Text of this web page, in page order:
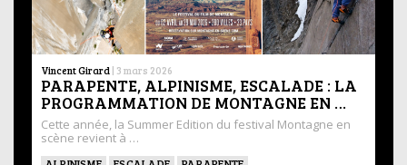
Vincent Girard | 3 mars 2026
PARAPENTE, ALPINISME, ESCALADE : LA
PROGRAMMATION DE MONTAGNE EN …
Cette année, la Summer Edition du festival Montagne en
scène revient à …